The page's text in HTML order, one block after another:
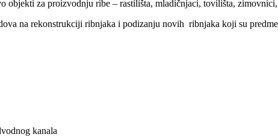
objekti za proizvodnju ribe – rastilišta, mladičnjaci, tovilišta,
na rekonstrukciji ribnjaka i podizanju novih ribnjaka koji su
kanala